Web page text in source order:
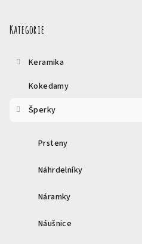
Kategorie
Keramika
Kokedamy
Šperky
Prsteny
Náhrdelníky
Náramky
Náušnice